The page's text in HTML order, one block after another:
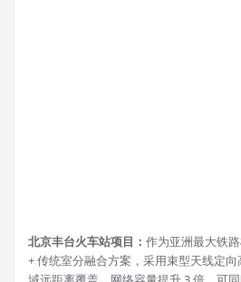
北京丰台火车站项目： 作为亚洲最大铁
+ 传统室分融合方案，采用束型天线定